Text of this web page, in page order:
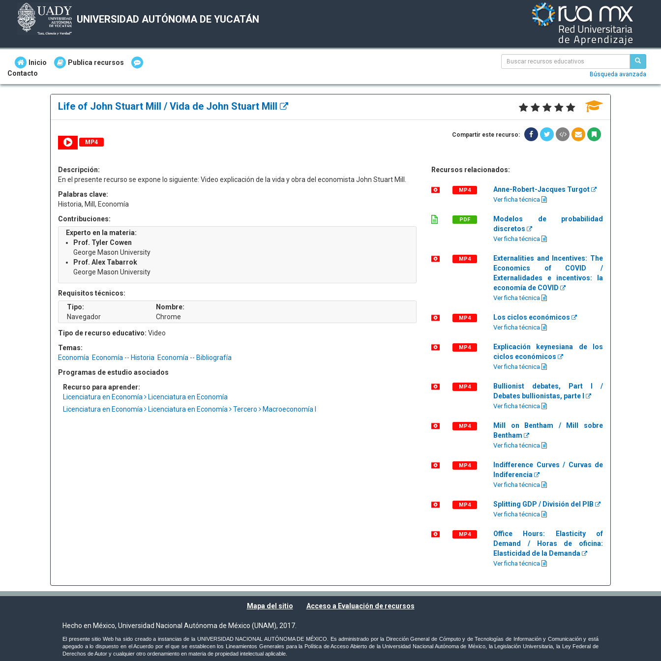
UNIVERSIDAD AUTÓNOMA DE YUCATÁN
Inicio
Publica recursos
Contacto
Búsqueda avanzada
Life of John Stuart Mill / Vida de John Stuart Mill
MP4
Compartir este recurso:
Descripción:
En el presente recurso se expone lo siguiente: Video explicación de la vida y obra del economista John Stuart Mill.
Palabras clave:
Historia, Mill, Economía
Contribuciones:
Experto en la materia:
Prof. Tyler Cowen
George Mason University
Prof. Alex Tabarrok
George Mason University
Requisitos técnicos:
Tipo:
Navegador
Nombre:
Chrome
Tipo de recurso educativo: Video
Temas:
Economía Economía -- Historia Economía -- Bibliografía
Programas de estudio asociados
Recurso para aprender:
Licenciatura en Economía
Licenciatura en Economía
Licenciatura en Economía
Licenciatura en Economía Tercero Macroeconomía I
Recursos relacionados:
MP4 Anne-Robert-Jacques Turgot
Ver ficha técnica
PDF
Modelos de probabilidad
discretos
Ver ficha técnica
MP4
Externalities and Incentives: The
Economics of COVID /
Externalidades e incentivos: la
economía de COVID
Ver ficha técnica
MP4 Los ciclos económicos
Ver ficha técnica
MP4
Explicación keynesiana de los
ciclos económicos
Ver ficha técnica
MP4
Bullionist debates, Part I /
Debates bullionistas, parte I
Ver ficha técnica
MP4
Mill on Bentham / Mill sobre
Bentham
Ver ficha técnica
MP4
Indifference Curves / Curvas de
Indiferencia
Ver ficha técnica
MP4 Splitting GDP / División del PIB
Ver ficha técnica
MP4
Office Hours: Elasticity of
Demand / Horas de oficina:
Elasticidad de la Demanda
Ver ficha técnica
Mapa del sitio Acceso a Evaluación de recursos
Hecho en México, Universidad Nacional Autónoma de México (UNAM), 2017.
El presente sitio Web ha sido creado a instancias de la UNIVERSIDAD NACIONAL AUTÓNOMA DE MÉXICO. Es administrado por la Dirección General de Cómputo y de Tecnologías de Información y Comunicación y está
apegado a lo dispuesto en el Acuerdo por el que se establecen los Lineamientos Generales para la Política de Acceso Abierto de la Universidad Nacional Autónoma de México, la Legislación Universitaria, la Ley Federal de
Derechos de Autor y cualquier otro ordenamiento en materia de propiedad intelectual aplicable.